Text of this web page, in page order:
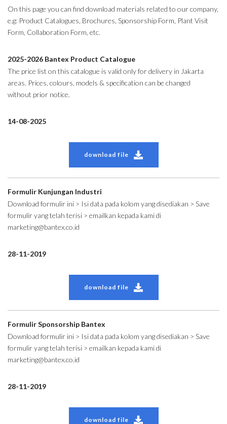
On this page you can find download materials related to our company,
e.g: Product Catalogues, Brochures, Sponsorship Form, Plant Visit
Form, Collaboration Form, etc.
2025-2026 Bantex Product Catalogue
The price list on this catalogue is valid only for delivery in Jakarta
areas. Prices, colours, models & specification can be changed
without prior notice.
14-08-2025
download file
Formulir Kunjungan Industri
Download formulir ini > Isi data pada kolom yang disediakan > Save
formulir yang telah terisi > emailkan kepada kami di
marketing@bantex.co.id
28-11-2019
download file
Formulir Sponsorship Bantex
Download formulir ini > Isi data pada kolom yang disediakan > Save
formulir yang telah terisi > emailkan kepada kami di
marketing@bantex.co.id
28-11-2019
download file